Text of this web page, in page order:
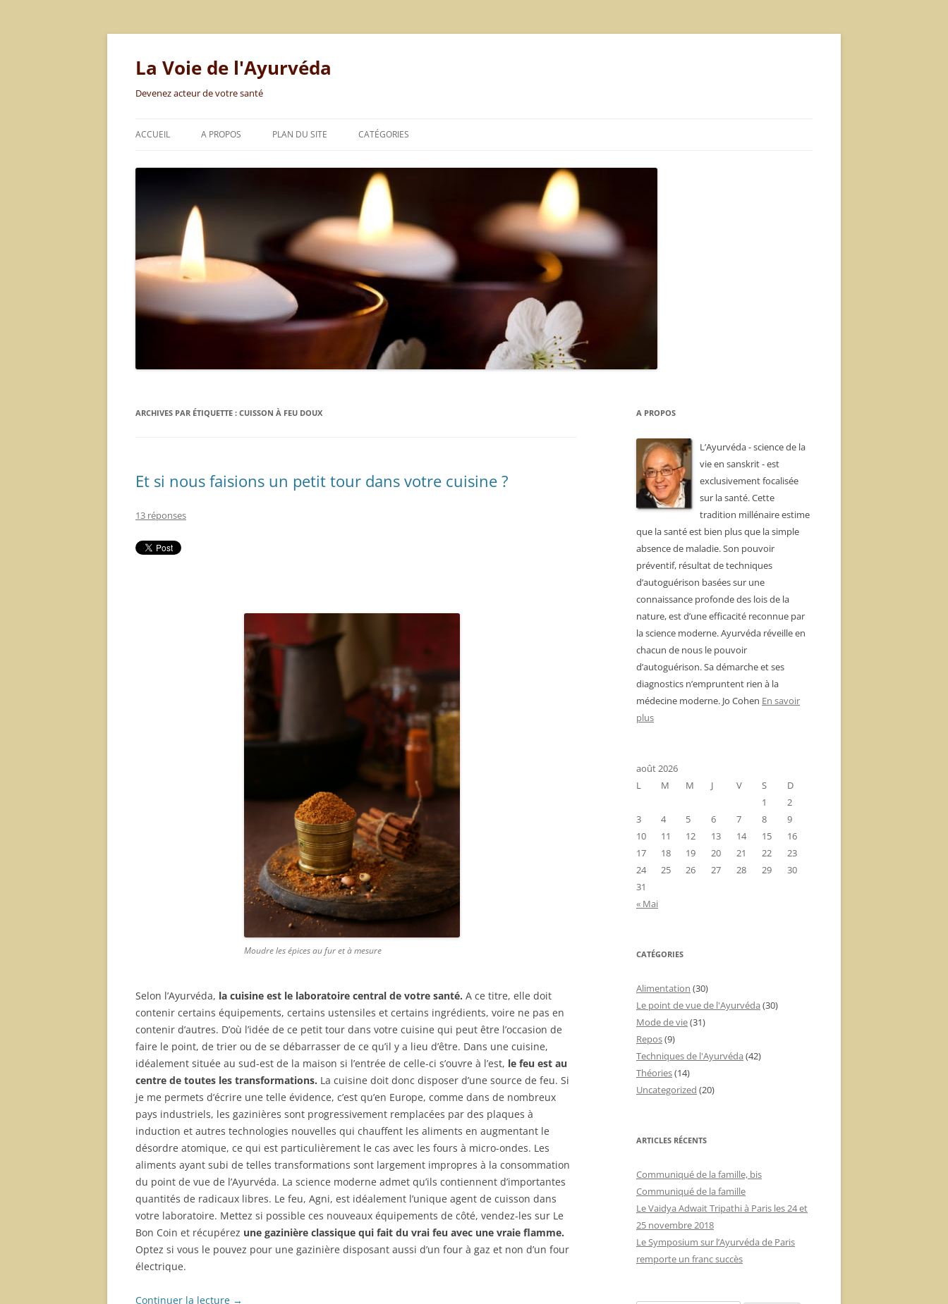
Aller
La Voie de l'Ayurvéda
Devenez acteur de votre santé
ACCUEIL A PROPOS PLAN DU SITE CATÉGORIES
ALIMENTATION
REPOS
LE POINT DE VUE DE L’AYURVÉDA
TECHNIQUES DE L’AYURVÉDA
THÉORIES
ARCHIVES PAR ÉTIQUETTE : CUISSON À FEU DOUX
Et si nous faisions un petit tour dans votre cuisine ?
13 réponses
Moudre les épices au fur et à mesure
Selon l’Ayurvéda, la cuisine est le laboratoire central de votre santé. A ce titre, elle doit
contenir certains équipements, certains ustensiles et certains ingrédients, voire ne pas en
contenir d’autres. D’où l’idée de ce petit tour dans votre cuisine qui peut être l’occasion de
faire le point, de trier ou de se débarrasser de ce qu’il y a lieu d’être. Dans une cuisine,
idéalement située au sud-est de la maison si l’entrée de celle-ci s’ouvre à l’est, le feu est au
centre de toutes les transformations. La cuisine doit donc disposer d’une source de feu. Si
je me permets d’écrire une telle évidence, c’est qu’en Europe, comme dans de nombreux
pays industriels, les gazinières sont progressivement remplacées par des plaques à
induction et autres technologies nouvelles qui chauffent les aliments en augmentant le
désordre atomique, ce qui est particulièrement le cas avec les fours à micro-ondes. Les
aliments ayant subi de telles transformations sont largement impropres à la consommation
du point de vue de l’Ayurvéda. La science moderne admet qu’ils contiennent d’importantes
quantités de radicaux libres. Le feu, Agni, est idéalement l’unique agent de cuisson dans
votre laboratoire. Mettez si possible ces nouveaux équipements de côté, vendez-les sur Le
Bon Coin et récupérez une gazinière classique qui fait du vrai feu avec une vraie flamme.
Optez si vous le pouvez pour une gazinière disposant aussi d’un four à gaz et non d’un four
électrique.
Continuer la lecture →
A PROPOS
L’Ayurvéda - science de la
vie en sanskrit - est
exclusivement focalisée
sur la santé. Cette
tradition millénaire estime
que la santé est bien plus que la simple
absence de maladie. Son pouvoir
préventif, résultat de techniques
d’autoguérison basées sur une
connaissance profonde des lois de la
nature, est d’une efficacité reconnue par
la science moderne. Ayurvéda réveille en
chacun de nous le pouvoir
d’autoguérison. Sa démarche et ses
diagnostics n’empruntent rien à la
médecine moderne. Jo Cohen En savoir
plus
août 2026
L
M M J V S
D
1
2
3
4 5 6 7 8
9
10
11 12 13 14 15
16
17
18 19 20 21 22
23
24
25 26 27 28 29
30
31
« Mai
CATÉGORIES
Alimentation (30)
Le point de vue de l'Ayurvéda (30)
Mode de vie(31)
Repos(9)
Techniques de l'Ayurvéda (42)
Théories(14)
Uncategorized (20)
ARTICLES RÉCENTS
Communiqué de la famille, bis
Communiqué de la famille
Le Vaidya Adwait Tripathi à Paris les 24 et
25 novembre 2018
Le Symposium sur l’Ayurvéda de Paris
remporte un franc succès